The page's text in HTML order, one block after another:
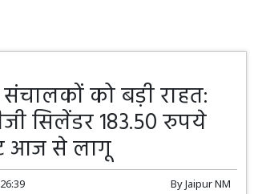
को बड़ी राहत:
सिलेंडर 183.50 रुपये
आज से लागू
ByJaipur NM